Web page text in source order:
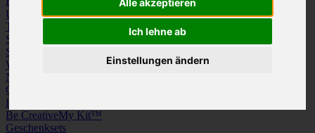
Alle akzeptieren
Ich lehne ab
Einstellungen ändern
Uhren
Licht & Optik
Taschen
Rucksäcke
Schlüsseletuis & Brieftaschen
Spiele
Weitere Kategorien
News & Evergreens
Grüne Welle
Hergestellt in Europa
Be CreativeMy Kit™
Geschenksets